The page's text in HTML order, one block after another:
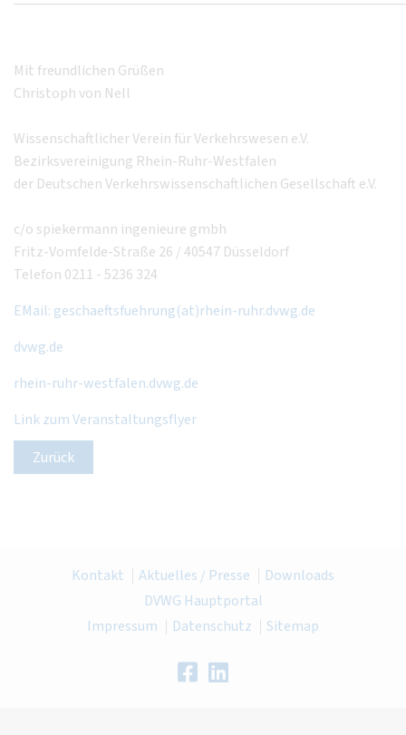
Mit freundlichen Grüßen
Christoph von Nell
Wissenschaftlicher Verein für Verkehrswesen e.V.
Bezirksvereinigung Rhein-Ruhr-Westfalen
der Deutschen Verkehrswissenschaftlichen Gesellschaft e.V.
c/o spiekermann ingenieure gmbh
Fritz-Vomfelde-Straße 26 / 40547 Düsseldorf
Telefon 0211 - 5236 324
EMail: geschaeftsfuehrung(at)rhein-ruhr.dvwg.de
dvwg.de
rhein-ruhr-westfalen.dvwg.de
Link zum Veranstaltungsflyer
Zurück
Kontakt Aktuelles / Presse
Downloads
DVWG Hauptportal
Impressum
Datenschutz Sitemap